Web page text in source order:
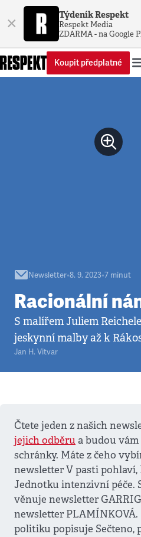
× Týdeník Respekt
Respekt Media
ZDARMA - na Google
Koupit předplatné
Newsletter•8. 9. 2023•7 minut
Racionální
S malířem Juliem
jeskynní malby až k
Jan H. Vitvar
Čtete jeden z našich
jejich odběru a budou
schránky. Máte z čeho
newsletter V pasti
Jednotku intenzivní péče.
věnuje newsletter
newsletter PLAMÍNKOVÁ.
politiku popisuje Sečteno,